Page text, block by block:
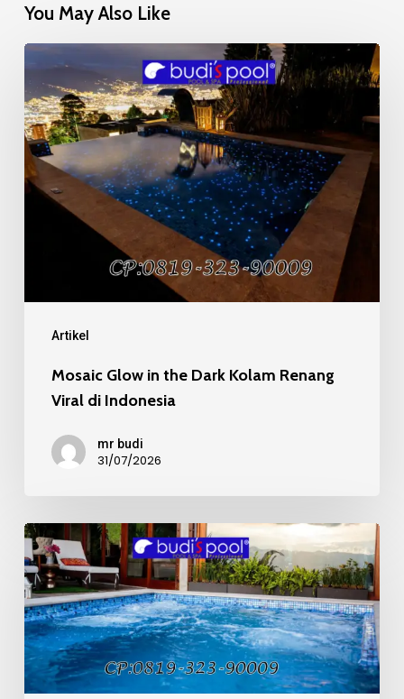
You May Also Like
Artikel
Mosaic
Glow
in
the
Dark
Kolam
Renang
Mosaic Glow in the Dark Kolam Renang
Viral di Indonesia
mr budi
31/07/2026
Mosaic
Kaca
Recycle
pada
Kolam
Renang